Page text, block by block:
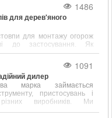
1486
для дерев'яного
для монтажу огорож
до застосування. Як
покриті спеціальними
ізолюючими складами.1091
дилер
марка займається
пристосувань і
різних виробників. Ми